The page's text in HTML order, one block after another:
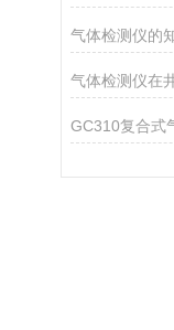
气体检测仪的
气体检测仪在
GC310复合式